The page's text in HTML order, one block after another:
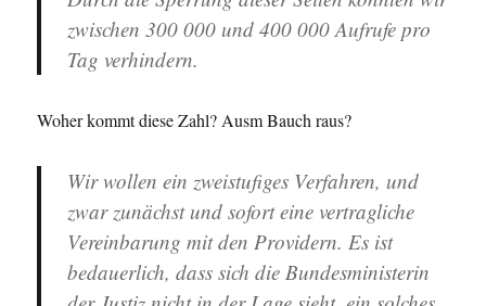
zwischen 300 000 und 400 000 Aufrufe pro
Tag verhindern.
Woher kommt diese Zahl? Ausm Bauch raus?
Wir wollen ein zweistufiges Verfahren, und
zwar zunächst und sofort eine vertragliche
Vereinbarung mit den Providern. Es ist
bedauerlich, dass sich die Bundesministerin